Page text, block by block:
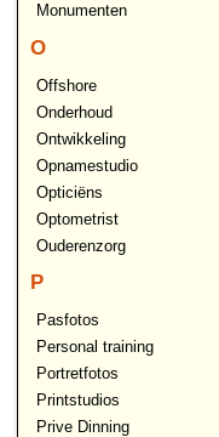
Monumenten
O
Offshore
Onderhoud
Ontwikkeling
Opnamestudio
Opticiëns
Optometrist
Ouderenzorg
P
Pasfotos
Personal training
Portretfotos
Printstudios
Prive Dinning